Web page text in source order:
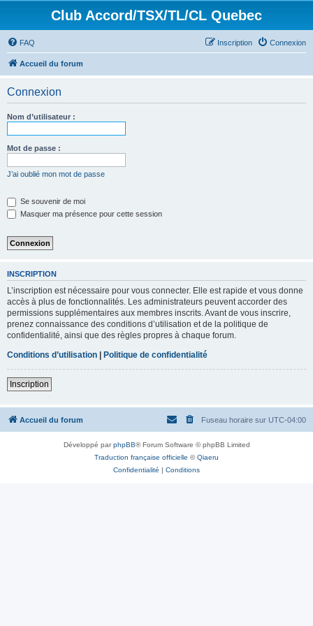
Club Accord/TSX/TL/CL Quebec
FAQ Connexion
Inscription
Accueil du forum
Connexion
Nom d’utilisateur :
Mot de passe :
J’ai oublié mon mot de passe
Se souvenir de moi
Masquer ma présence pour cette session
INSCRIPTION
L’inscription est nécessaire pour vous connecter. Elle est rapide et vous donne
accès à plus de fonctionnalités. Les administrateurs peuvent accorder des
permissions supplémentaires aux membres inscrits. Avant de vous inscrire,
prenez connaissance des conditions d’utilisation et de la politique de
confidentialité, ainsi que des règles propres à chaque forum.
Conditions d’utilisation | Politique de confidentialité
Inscription
Accueil du forum Fuseau horaire sur UTC-04:00
Développé parphpBB® Forum Software © phpBB Limited
Traduction française officielle ©Qiaeru
Confidentialité | Conditions